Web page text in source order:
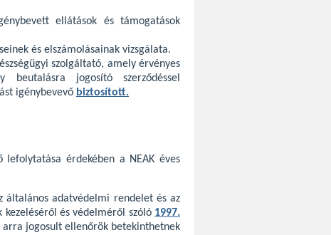
ellátások és támogatások
és elszámolásainak vizsgálata.
szolgáltató, amely érvényes
beutalásra jogosító szerződéssel
igénybevevő biztosított.
érdekében a NEAK éves
általános adatvédelmi rendelet és az
kezeléséről és védelméről szóló 1997.
arra jogosult ellenőrök betekinthetnek